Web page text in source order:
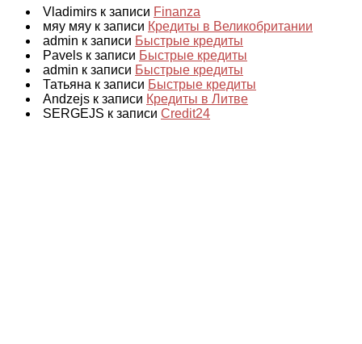
Vladimirs к записи Finanza
мяу мяу к записи Кредиты в Великобритании
admin к записи Быстрые кредиты
Pavels к записи Быстрые кредиты
admin к записи Быстрые кредиты
Татьяна к записи Быстрые кредиты
Andzejs к записи Кредиты в Литве
SERGEJS к записи Credit24